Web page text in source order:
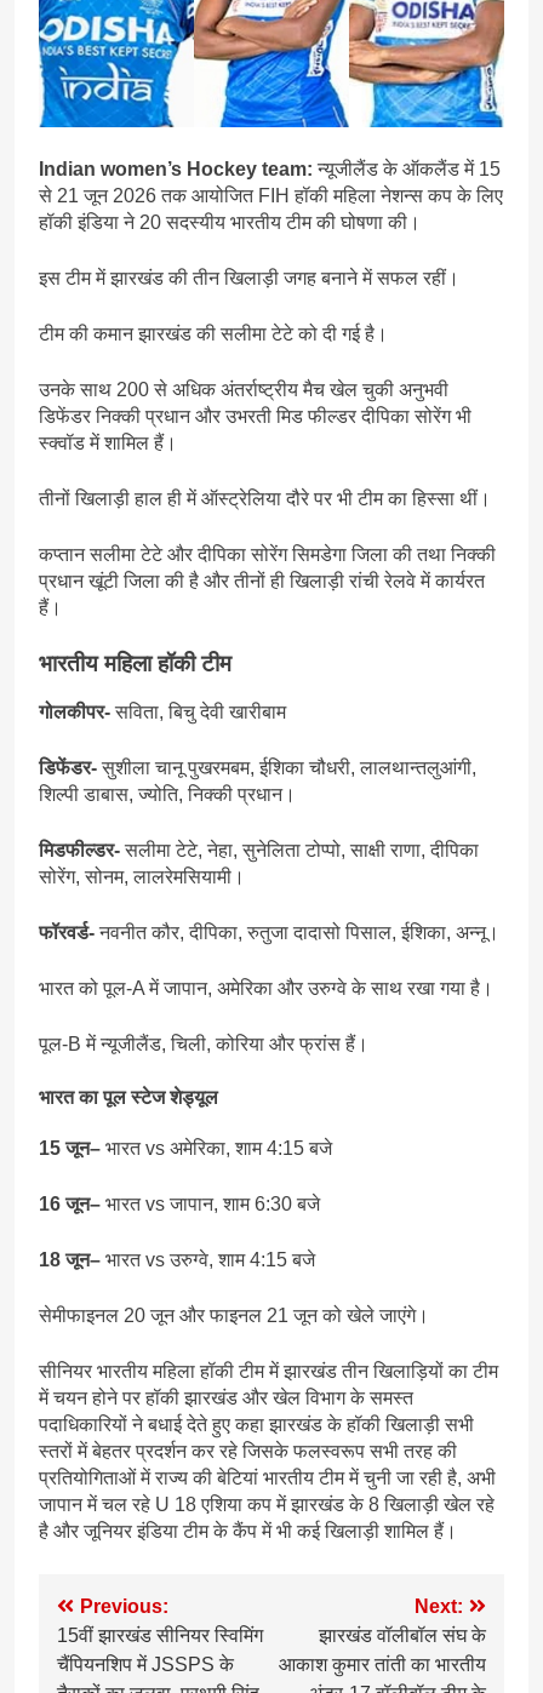
Indian women’s Hockey team:न्यूजीलैंड के ऑकलैंड में 15
से 21 जून 2026 तक आयोजित FIH हॉकी महिला नेशन्स कप के लिए
हॉकी इंडिया ने 20 सदस्यीय भारतीय टीम की घोषणा की।
इस टीम में झारखंड की तीन खिलाड़ी जगह बनाने में सफल रहीं।
टीम की कमान झारखंड की सलीमा टेटे को दी गई है।
उनके साथ 200 से अधिक अंतर्राष्ट्रीय मैच खेल चुकी अनुभवी
डिफेंडर निक्की प्रधान और उभरती मिड फील्डर दीपिका सोरेंग भी
स्क्वॉड में शामिल हैं।
तीनों खिलाड़ी हाल ही में ऑस्ट्रेलिया दौरे पर भी टीम का हिस्सा थीं।
कप्तान सलीमा टेटे और दीपिका सोरेंग सिमडेगा जिला की तथा निक्की
प्रधान खूंटी जिला की है और तीनों ही खिलाड़ी रांची रेलवे में कार्यरत
हैं।
भारतीय महिला हॉकी टीम
गोलकीपर-सविता, बिचु देवी खारीबाम
डिफेंडर-सुशीला चानू पुखरमबम, ईशिका चौधरी, लालथान्तलुआंगी,
शिल्पी डाबास, ज्योति, निक्की प्रधान।
मिडफील्डर-सलीमा टेटे, नेहा, सुनेलिता टोप्पो, साक्षी राणा, दीपिका
सोरेंग, सोनम, लालरेमसियामी।
फॉरवर्ड-नवनीत कौर, दीपिका, रुतुजा दादासो पिसाल, ईशिका, अन्नू।
भारत को पूल-A में जापान, अमेरिका और उरुग्वे के साथ रखा गया है।
पूल-B में न्यूजीलैंड, चिली, कोरिया और फ्रांस हैं।
भारत का पूल स्टेज शेड्यूल
15 जून– भारत vs अमेरिका, शाम 4:15 बजे
16 जून– भारत vs जापान, शाम 6:30 बजे
18 जून– भारत vs उरुग्वे, शाम 4:15 बजे
सेमीफाइनल 20 जून और फाइनल 21 जून को खेले जाएंगे।
सीनियर भारतीय महिला हॉकी टीम में झारखंड तीन खिलाड़ियों का टीम
में चयन होने पर हॉकी झारखंड और खेल विभाग के समस्त
पदाधिकारियों ने बधाई देते हुए कहा झारखंड के हॉकी खिलाड़ी सभी
स्तरों में बेहतर प्रदर्शन कर रहे जिसके फलस्वरूप सभी तरह की
प्रतियोगिताओं में राज्य की बेटियां भारतीय टीम में चुनी जा रही है, अभी
जापान में चल रहे U 18 एशिया कप में झारखंड के 8 खिलाड़ी खेल रहे
है और जूनियर इंडिया टीम के कैंप में भी कई खिलाड़ी शामिल हैं।
Post
navigation
Previous:
15वीं झारखंड सीनियर स्विमिंग
चैंपियनशिप में JSSPS के
Next:
झारखंड वॉलीबॉल संघ के
आकाश कुमार तांती का भारतीय